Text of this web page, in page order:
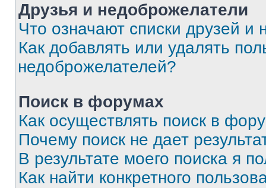
Друзья и недоброжелатели
Что означают списки друзей и
Как добавлять или удалять
недоброжелателей?
Поиск в форумах
Как осуществлять поиск в
Почему поиск не дает
В результате моего поиска я
Как найти конкретного